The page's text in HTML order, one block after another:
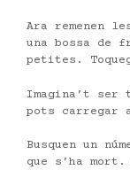
Ara remenen
una bossa de
petites.
Imagina’t ser
pots carregar
Busquen un
que s’ha